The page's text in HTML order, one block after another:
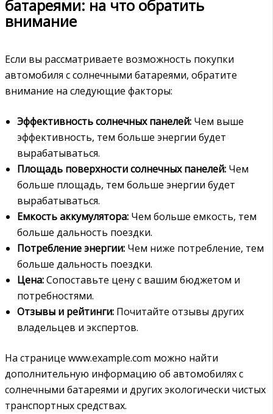
батареями: на что обратить
внимание
Если вы рассматриваете возможность покупки
автомобиля с солнечными батареями, обратите
внимание на следующие факторы:
Эффективность солнечных панелей: Чем выше
эффективность, тем больше энергии будет
вырабатываться.
Площадь поверхности солнечных панелей: Чем
больше площадь, тем больше энергии будет
вырабатываться.
Емкость аккумулятора: Чем больше емкость, тем
больше дальность поездки.
Потребление энергии: Чем ниже потребление, тем
больше дальность поездки.
Цена:Сопоставьте цену с вашим бюджетом и
потребностями.
Отзывы и рейтинги: Почитайте отзывы других
владельцев и экспертов.
На странице www.example.com можно найти
дополнительную информацию об автомобилях с
солнечными батареями и других экологически чистых
транспортных средствах.